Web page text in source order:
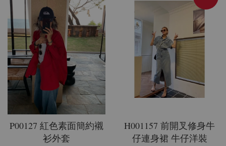
P00127 紅色素面簡約襯
衫外套
H001157 前開叉修身牛
仔連身裙 牛仔洋裝